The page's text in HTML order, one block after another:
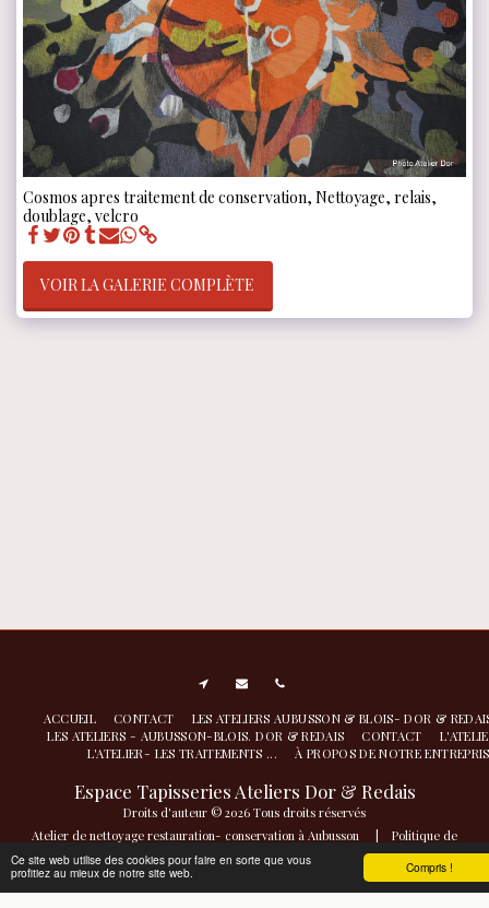
Compris !
Ce site web utilise des cookies pour faire en sorte que vous
profitiez au mieux de notre site web.
Cosmos apres traitement de conservation, Nettoyage, relais,
doublage, velcro
VOIR LA GALERIE COMPLÈTE
Espace Tapisseries Ateliers Dor & Redais
Droits d'auteur © 2026 Tous droits réservés
Atelier de nettoyage restauration- conservation à Aubusson
Politique de
Confidentialité
|
ACCUEIL CONTACT
LES ATELIERS AUBUSSON & BLOIS- DOR &
LES ATELIERS - AUBUSSON-BLOIS. DOR & REDAIS
CONTACT
L'ATELIER- LES TRAITEMENTS ...
À PROPOS DE NOTRE